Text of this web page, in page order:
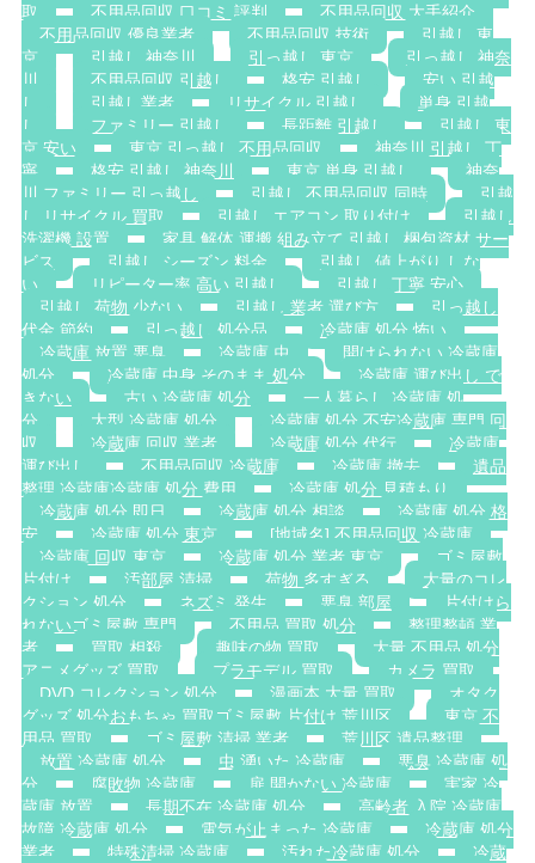
取
不用品回収 口コミ 評判
不用品回収 大手紹介
不用品回収 優良業者
不用品回収 技術
引越し 東
京
引越し 神奈川 引っ越し 東京
引っ越し 神奈
川
不用品回収 引越し 格安 引越し
安い 引越
し
引越し業者 リサイクル 引越し
単身 引越
し
ファミリー 引越し 長距離 引越し
引越し 東
京 安い
東京 引っ越し 不用品回収
神奈川 引越し 丁
寧
格安 引越し 神奈川 東京 単身 引越し
神奈
川 ファミリー 引っ越し
引越し 不用品回収 同時
引越
し リサイクル 買取
引越し エアコン 取り付け
引越し
洗濯機 設置
家具 解体 運搬 組み立て 引越し 梱包資材 サー
ビス
引越し シーズン 料金
引越し 値上がり しな
い
リピーター率 高い 引越し
引越し 丁寧 安心
引越し 荷物 少ない
引越し 業者 選び方
引っ越し
代金 節約
引っ越し 処分品
冷蔵庫 処分 怖い
冷蔵庫 放置 悪臭
冷蔵庫 虫
開けられない 冷蔵庫
処分
冷蔵庫 中身 そのまま 処分
冷蔵庫 運び出し で
きない
古い 冷蔵庫 処分
一人暮らし 冷蔵庫 処
分
大型 冷蔵庫 処分
冷蔵庫 処分 不安冷蔵庫 専門 回
収
冷蔵庫 回収 業者 冷蔵庫 処分 代行
冷蔵庫
運び出し
不用品回収 冷蔵庫 冷蔵庫 撤去
遺品
整理 冷蔵庫冷蔵庫 処分 費用
冷蔵庫 処分 見積もり
冷蔵庫 処分 即日
冷蔵庫 処分 相談
冷蔵庫 処分 格
安
冷蔵庫 処分 東京
[地域名] 不用品回収 冷蔵庫
冷蔵庫 回収 東京
冷蔵庫 処分 業者 東京
ゴミ屋敷
片付け
汚部屋 清掃 荷物 多すぎる
大量のコレ
クション 処分
ネズミ 発生 悪臭 部屋
片付けら
れないゴミ屋敷 専門
不用品 買取 処分
整理整頓 業
者
買取 相殺 趣味の物 買取
大量 不用品 処分
アニメグッズ 買取
プラモデル 買取
カメラ 買取
DVD コレクション 処分
漫画本 大量 買取
オタク
グッズ 処分おもちゃ 買取ゴミ屋敷 片付け 荒川区
東京 不
用品 買取
ゴミ屋敷 清掃 業者
荒川区 遺品整理
放置 冷蔵庫 処分
虫 湧いた 冷蔵庫
悪臭 冷蔵庫 処
分
腐敗物 冷蔵庫 扉 開かない 冷蔵庫
実家 冷
蔵庫 放置
長期不在 冷蔵庫 処分
高齢者 入院 冷蔵庫
故障 冷蔵庫 処分
電気が止まった 冷蔵庫
冷蔵庫 処分
業者
特殊清掃 冷蔵庫 汚れた冷蔵庫 処分
冷蔵